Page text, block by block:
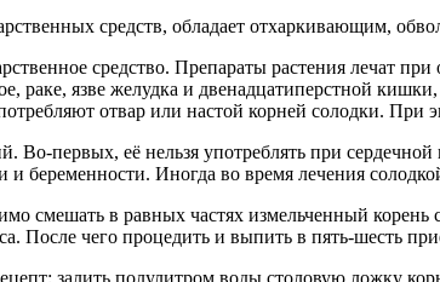
средств, обладает отхаркивающим,
средство. Препараты растения лечат
раке, язве желудка и двенадцатиперстной
отвар или настой корней солодки. При
Во-первых, её нельзя употреблять при
и беременности. Иногда во время лечения
смешать в равных частях измельченный
После чего процедить и выпить в пять-шесть
залить полулитром воды столовую ложку